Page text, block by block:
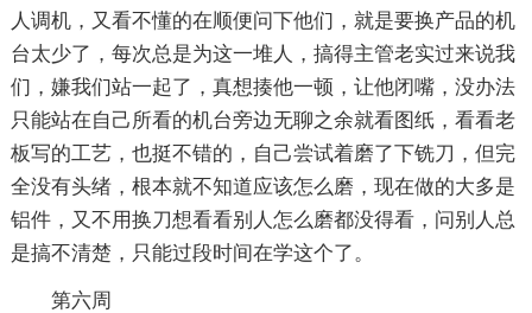
人调机，又看不懂的在顺便问下他们，就是要换产品的机
台太少了，每次总是为这一堆人，搞得主管老实过来说我
们，嫌我们站一起了，真想揍他一顿，让他闭嘴，没办法
只能站在自己所看的机台旁边无聊之余就看图纸，看看老
板写的工艺，也挺不错的，自己尝试着磨了下铣刀，但完
全没有头绪，根本就不知道应该怎么磨，现在做的大多是
铝件，又不用换刀想看看别人怎么磨都没得看，问别人总
是搞不清楚，只能过段时间在学这个了。
第六周